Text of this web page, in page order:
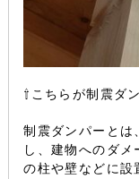
⇧こちらが制震ダ
制震ダンパーとは
し、建物へのダ
の柱や壁などに設